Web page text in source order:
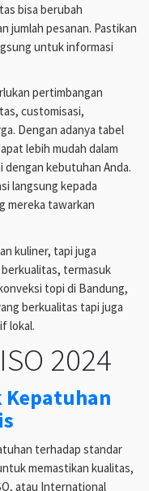
bisa berubah
jumlah pesanan. Pastikan
untuk informasi
pertimbangan
customisasi,
Dengan adanya tabel
lebih mudah dalam
kebutuhan Anda.
langsung kepada
mereka tawarkan
kuliner, tapi juga
termasuk
topi di Bandung,
berkualitas tapi juga
lokal.
2024
terhadap standar
memastikan kualitas,
atau International